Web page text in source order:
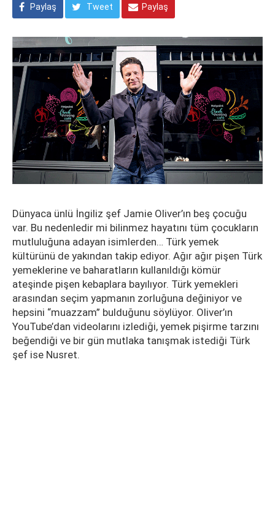
Paylaş Tweet Paylaş
Dünyaca ünlü İngiliz şef Jamie Oliver’ın beş çocuğu
var. Bu nedenledir mi bilinmez hayatını tüm çocukların
mutluluğuna adayan isimlerden… Türk yemek
kültürünü de yakından takip ediyor. Ağır ağır pişen Türk
yemeklerine ve baharatların kullanıldığı kömür
ateşinde pişen kebaplara bayılıyor. Türk yemekleri
arasından seçim yapmanın zorluğuna değiniyor ve
hepsini “muazzam” bulduğunu söylüyor. Oliver’ın
YouTube’dan videolarını izlediği, yemek pişirme tarzını
beğendiği ve bir gün mutlaka tanışmak istediği Türk
şef ise Nusret.